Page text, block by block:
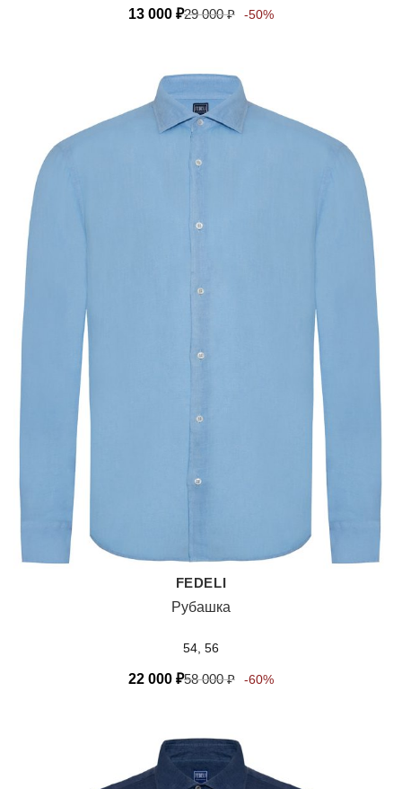
13 000 ₽29 000₽ -50%
FEDELI
Рубашка
54, 56
22 000 ₽58 000₽ -60%